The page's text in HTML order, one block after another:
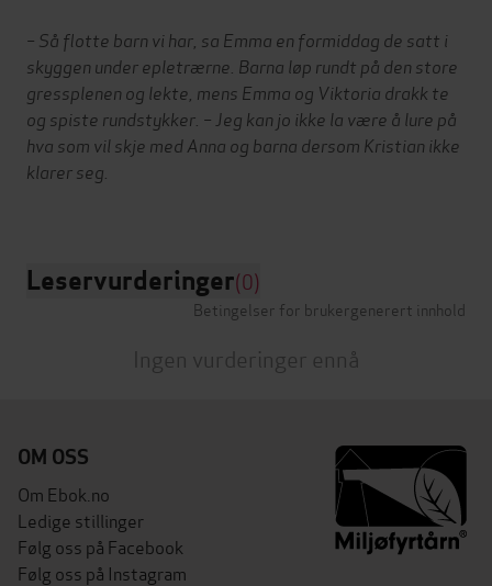
– Så flotte barn vi har, sa Emma en formiddag de satt i
skyggen under epletrærne. Barna løp rundt på den store
gressplenen og lekte, mens Emma og Viktoria drakk te
og spiste rundstykker. – Jeg kan jo ikke la være å lure på
hva som vil skje med Anna og barna dersom Kristian ikke
klarer seg.
Leservurderinger(0)
Betingelser for brukergenerert innhold
Ingen vurderinger ennå
OM OSS
Om Ebok.no
Ledige stillinger
Følg oss på Facebook
Følg oss på Instagram